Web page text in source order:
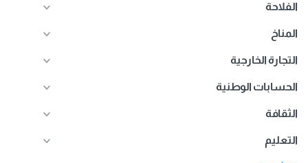
الفلاحة
المناخ
التجارة الخارجية
الحسابات الوطنية
الثقافة
التعليم